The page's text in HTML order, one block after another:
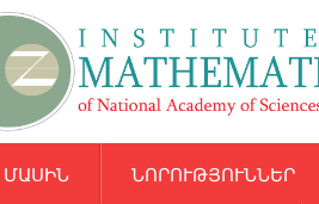
ՄԱՍԻՆ ՆՈՐՈՒԹՅՈՒՆՆԵՐ